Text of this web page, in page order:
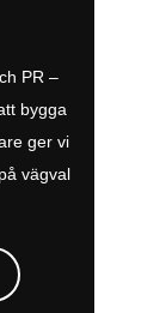
PR –
bygga
ger vi
vägval